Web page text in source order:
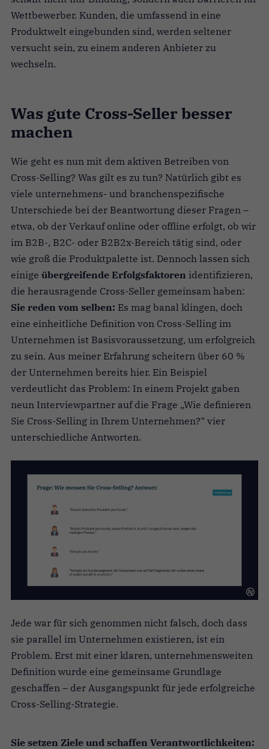
Wettbewerber. Kunden, die umfassend in eine
Produktwelt eingebunden sind, werden seltener
versucht sein, zu einem anderen Anbieter zu
wechseln.
Was gute Cross-Seller besser
machen
Wie geht es nun mit dem aktiven Betreiben von
Cross-Selling? Was gilt es zu tun? Natürlich gibt es
viele unternehmens- und branchenspezifische
Unterschiede bei der Beantwortung dieser Fragen –
etwa, ob der Verkauf online oder offline erfolgt, ob wir
im B2B-, B2C- oder B2B2x-Bereich tätig sind, oder
wie groß die Produktpalette ist. Dennoch lassen sich
einige übergreifende Erfolgsfaktoren identifizieren,
die herausragende Cross-Seller gemeinsam haben:
Sie reden vom selben: Es mag banal klingen, doch
eine einheitliche Definition von Cross-Selling im
Unternehmen ist Basisvoraussetzung, um erfolgreich
zu sein. Aus meiner Erfahrung scheitern über 60 %
der Unternehmen bereits hier. Ein Beispiel
verdeutlicht das Problem: In einem Projekt gaben
neun Interviewpartner auf die Frage „Wie definieren
Sie Cross-Selling in Ihrem Unternehmen?“ vier
unterschiedliche Antworten.
Jede war für sich genommen nicht falsch, doch dass
sie parallel im Unternehmen existieren, ist ein
Problem. Erst mit einer klaren, unternehmensweiten
Definition wurde eine gemeinsame Grundlage
geschaffen – der Ausgangspunkt für jede erfolgreiche
Cross-Selling-Strategie.
Sie setzen Ziele und schaffen Verantwortlichkeiten: